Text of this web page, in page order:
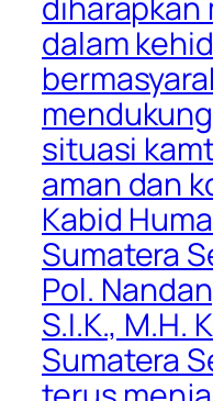
dalam
situasi
aman dan
Kabid
Sumatera
Pol.
S.I.K., M.H.
Sumatera